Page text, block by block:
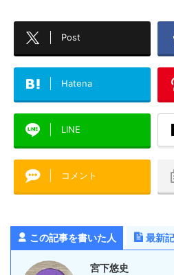
Post
Hatena
LINE
コメント
この記事を書いた人 最新
宮下悠史